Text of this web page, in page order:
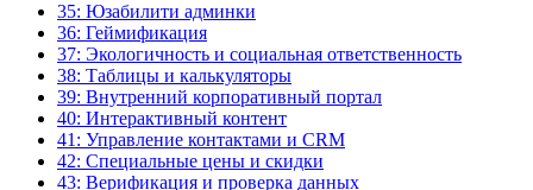
35: Юзабилити админки
36: Геймификация
37: Экологичность и социальная ответственность
38: Таблицы и калькуляторы
39: Внутренний корпоративный портал
40: Интерактивный контент
41: Управление контактами и CRM
42: Специальные цены и скидки
43: Верификация и проверка данных